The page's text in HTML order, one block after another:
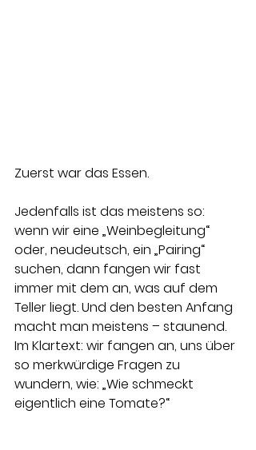
Zuerst war das Essen.
Jedenfalls ist das meistens so:
wenn wir eine „Weinbegleitung“
oder, neudeutsch, ein „Pairing“
suchen, dann fangen wir fast
immer mit dem an, was auf dem
Teller liegt. Und den besten Anfang
macht man meistens – staunend.
Im Klartext: wir fangen an, uns über
so merkwürdige Fragen zu
wundern, wie: „Wie schmeckt
eigentlich eine Tomate?“